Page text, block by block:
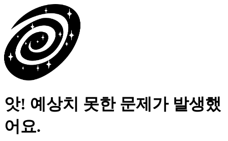
앗! 예상치 못한 문제가 발생했
어요.